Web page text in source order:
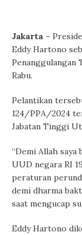
Jakarta –
Eddy Hartono
Penanggulangan
Rabu.
Pelantikan
124/PPA/2024
Jabatan Tinggi
“Demi Allah saya
UUD negara RI
peraturan
demi dharma
saat mengucap
Eddy Hartono